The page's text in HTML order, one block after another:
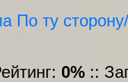
По ту
0% ::